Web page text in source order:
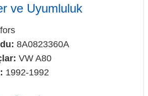
ve Uyumluluk
8A0823360A
VW A80
1992-1992